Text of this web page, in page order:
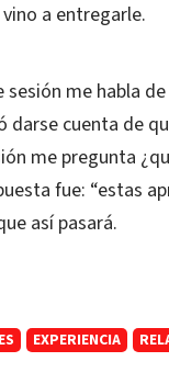
a entregarle.
sesión me habla
cuenta de
me pregunta
fue: “estas
así pasará.
EXPERIENCIA